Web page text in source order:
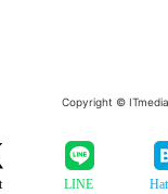
Copyright ©
LINE